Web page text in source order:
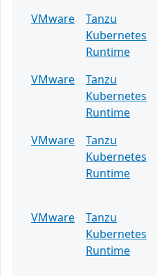
VMware
Tanzu
Kubernetes
Runtime
VMware
Tanzu
Kubernetes
Runtime
VMware
Tanzu
Kubernetes
Runtime
VMware
Tanzu
Kubernetes
Runtime